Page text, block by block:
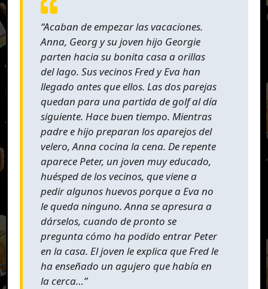
“Acaban de empezar las vacaciones.
Anna, Georg y su joven hijo Georgie
parten hacia su bonita casa a orillas
del lago. Sus vecinos Fred y Eva han
llegado antes que ellos. Las dos parejas
quedan para una partida de golf al día
siguiente. Hace buen tiempo. Mientras
padre e hijo preparan los aparejos del
velero, Anna cocina la cena. De repente
aparece Peter, un joven muy educado,
huésped de los vecinos, que viene a
pedir algunos huevos porque a Eva no
le queda ninguno. Anna se apresura a
dárselos, cuando de pronto se
pregunta cómo ha podido entrar Peter
en la casa. El joven le explica que Fred le
ha enseñado un agujero que había en
la cerca…”